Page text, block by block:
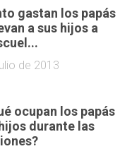
gastan los papás
a sus hijos a
de 2013
ocupan los papás
durante las